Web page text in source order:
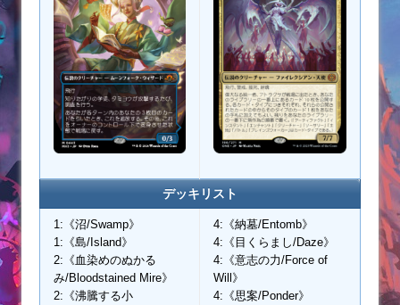
デッキリスト
1:《沼/Swamp》
1:《島/Island》
2:《血染めのぬかる
み/Bloodstained Mire》
2:《沸騰する小
4:《納墓/Entomb》
4:《目くらまし/Daze》
4:《意志の力/Force of
Will》
4:《思案/Ponder》